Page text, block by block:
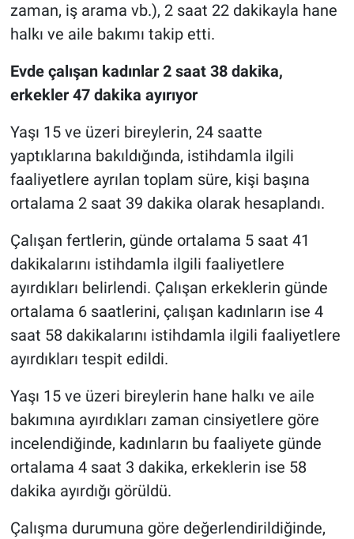
zaman, iş arama vb.), 2 saat 22 dakikayla hane
halkı ve aile bakımı takip etti.
Evde çalışan kadınlar 2 saat 38 dakika,
erkekler 47 dakika ayırıyor
Yaşı 15 ve üzeri bireylerin, 24 saatte
yaptıklarına bakıldığında, istihdamla ilgili
faaliyetlere ayrılan toplam süre, kişi başına
ortalama 2 saat 39 dakika olarak hesaplandı.
Çalışan fertlerin, günde ortalama 5 saat 41
dakikalarını istihdamla ilgili faaliyetlere
ayırdıkları belirlendi. Çalışan erkeklerin günde
ortalama 6 saatlerini, çalışan kadınların ise 4
saat 58 dakikalarını istihdamla ilgili faaliyetlere
ayırdıkları tespit edildi.
Yaşı 15 ve üzeri bireylerin hane halkı ve aile
bakımına ayırdıkları zaman cinsiyetlere göre
incelendiğinde, kadınların bu faaliyete günde
ortalama 4 saat 3 dakika, erkeklerin ise 58
dakika ayırdığı görüldü.
Çalışma durumuna göre değerlendirildiğinde,